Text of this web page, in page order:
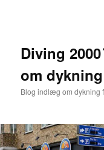
Diving
om dykning
Blog indlæg om dykning